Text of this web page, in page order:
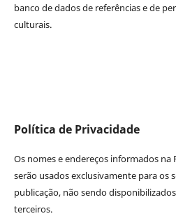
banco de dados de referências e de
culturais.
Política de Privacidade
Os nomes e endereços informados na
serão usados exclusivamente para os
publicação, não sendo
terceiros.